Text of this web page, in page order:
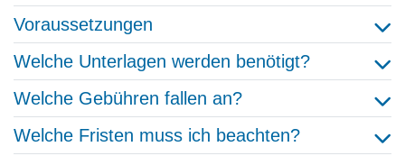
Voraussetzungen
Welche Unterlagen werden benötigt?
Welche Gebühren fallen an?
Welche Fristen muss ich beachten?